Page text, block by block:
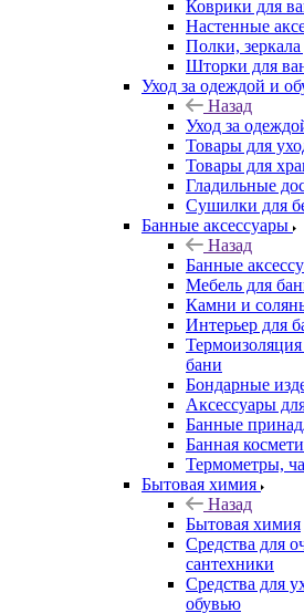
Коврики для
Настенные
Полки,
Шторки для
Уход за одеждой и
Назад
Уход за
Товары для
Товары для
Гладильные
Сушилки для
Банные аксессуары
Назад
Банные
Мебель для
Камни и
Интерьер для
бани
Бондарные
Аксеcсуары
Банные
Банная
Термометры,
Бытовая химия
Назад
Бытовая химия
Средства для
сантехники
Средства для
обувью